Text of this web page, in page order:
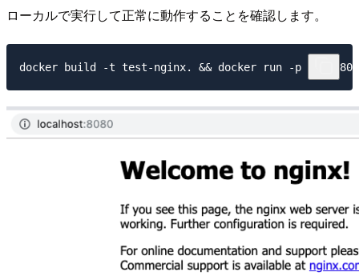
ローカルで実行して正常に動作することを確認します。